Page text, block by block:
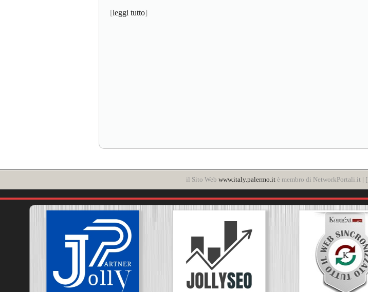
[leggi tutto]
il Sito Web www.italy.palermo.it è membro di NetworkPortali.it | [